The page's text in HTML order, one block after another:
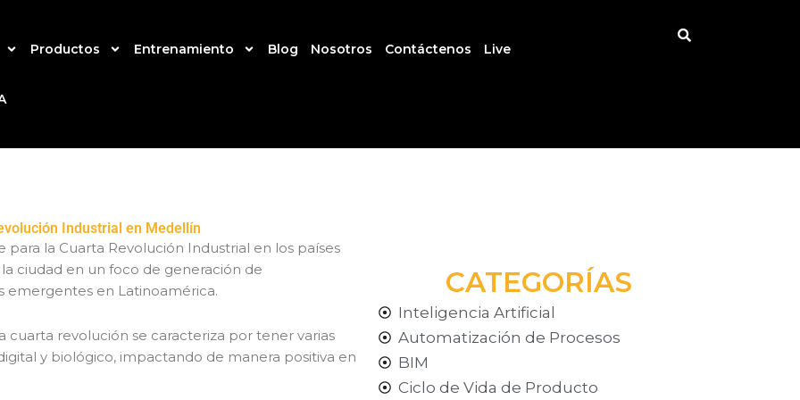
Productos Entrenamiento Blog Nosotros Contáctenos Live
Industrial en Medellín
la Cuarta Revolución Industrial en los países
ciudad en un foco de generación de
emergentes en Latinoamérica.
revolución se caracteriza por tener varias
y biológico, impactando de manera positiva en
CATEGORÍAS
Inteligencia Artificial
Automatización de Procesos
BIM
Ciclo de Vida de Producto